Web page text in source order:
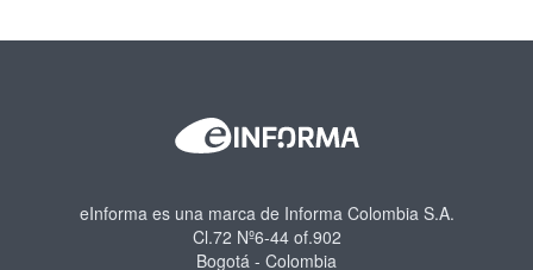
eInforma es una marca de Informa Colombia S.A.
Cl.72 Nº6-44 of.902
Bogotá - Colombia